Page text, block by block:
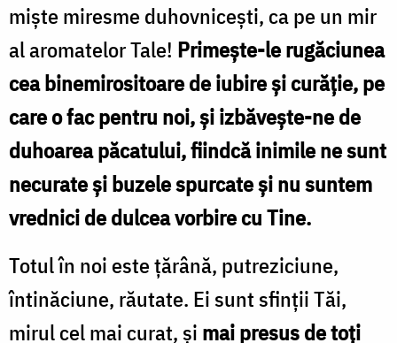
mişte miresme duhovniceşti, ca pe un mir
al aromatelor Tale! Primeşte-le rugăciunea
cea binemirositoare de iubire şi curăţie, pe
care o fac pentru noi, şi izbăveşte-ne de
duhoarea păcatului, fiindcă inimile ne sunt
necurate şi buzele spurcate şi nu suntem
vrednici de dulcea vorbire cu Tine.
Totul în noi este ţărână, putreziciune,
întinăciune, răutate. Ei sunt sfinţii Tăi,
mirul cel mai curat, şi mai presus de toţi